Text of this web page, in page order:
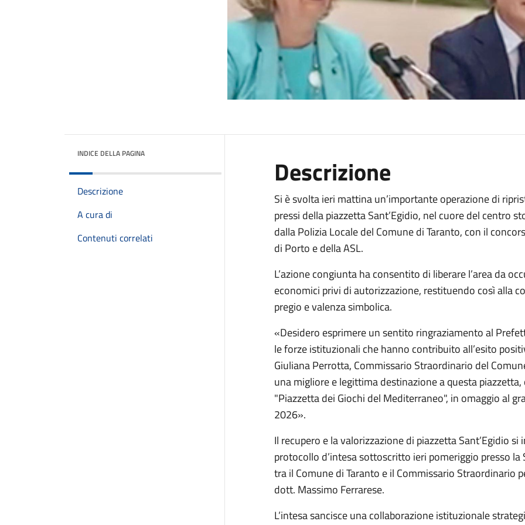
INDICE DELLA PAGINA
Descrizione
A cura di
Contenuti correlati
Descrizione
Si è svolta ieri mattina un’importante operazione di
pressi della piazzetta Sant’Egidio, nel cuore del centro
dalla Polizia Locale del Comune di Taranto, con il
di Porto e della ASL.
L’azione congiunta ha consentito di liberare l’area da
economici privi di autorizzazione, restituendo così alla
pregio e valenza simbolica.
«Desidero esprimere un sentito ringraziamento al
le forze istituzionali che hanno contribuito all’esito
Giuliana Perrotta, Commissario Straordinario del
una migliore e legittima destinazione a questa
"Piazzetta dei Giochi del Mediterraneo", in omaggio al
2026».
Il recupero e la valorizzazione di piazzetta Sant’Egidio
protocollo d’intesa sottoscritto ieri pomeriggio presso
tra il Comune di Taranto e il Commissario Straordinario
dott. Massimo Ferrarese.
L’intesa sancisce una collaborazione istituzionale